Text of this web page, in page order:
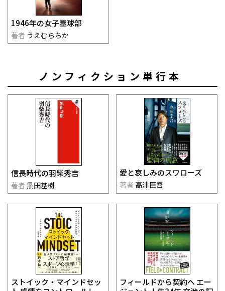
1946年の女子塁球部
著者 うえむらちか
ノンフィクション単行本
信長時代の羽柴秀吉
著者 黒田基樹
愛と哀しみのスワローズ
著者 高津臣吾
ストイック・マインドセッ
フィールドから契約へ エー